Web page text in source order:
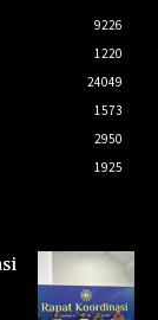
9226
1220
24049
1573
2950
1925